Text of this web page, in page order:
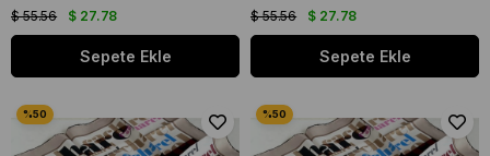
$ 27.78
$ 55.56
Sepete Ekle
$ 27.78
$ 55.56
Sepete Ekle